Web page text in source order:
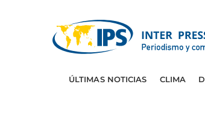
ÚLTIMAS NOTICIAS CLIMA